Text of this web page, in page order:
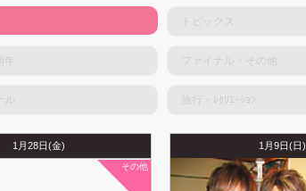
トピックス
ファイナル・その他
ル 旅行・ﾚｸﾘｴｰｼｮﾝ
その他
1月28日(金) 1月9日(日)